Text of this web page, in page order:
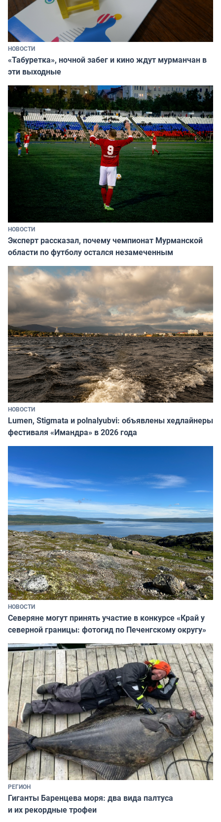
НОВОСТИ
«Табуретка», ночной забег и кино ждут мурманчан в
эти выходные
НОВОСТИ
Эксперт рассказал, почему чемпионат Мурманской
области по футболу остался незамеченным
НОВОСТИ
Lumen, Stigmata и polnalyubvi: объявлены хедлайнеры
фестиваля «Имандра» в 2026 года
НОВОСТИ
Северяне могут принять участие в конкурсе «Край у
северной границы: фотогид по Печенгскому округу»
РЕГИОН
Гиганты Баренцева моря: два вида палтуса
и их рекордные трофеи